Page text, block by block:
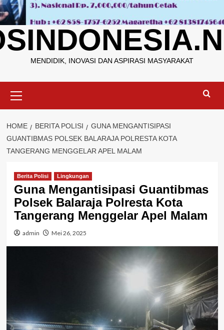
MENDIDIK, INOVASI DAN ASPIRASI MASYARAKAT
Menu
HOME BERITA POLISI
GUNA MENGANTISIPASI
GUANTIBMAS POLSEK BALARAJA POLRESTA KOTA
TANGERANG MENGGELAR APEL MALAM
Berita Polisi Lingkungan
Guna Mengantisipasi Guantibmas
Polsek Balaraja Polresta Kota
Tangerang Menggelar Apel Malam
admin Mei 26, 2025